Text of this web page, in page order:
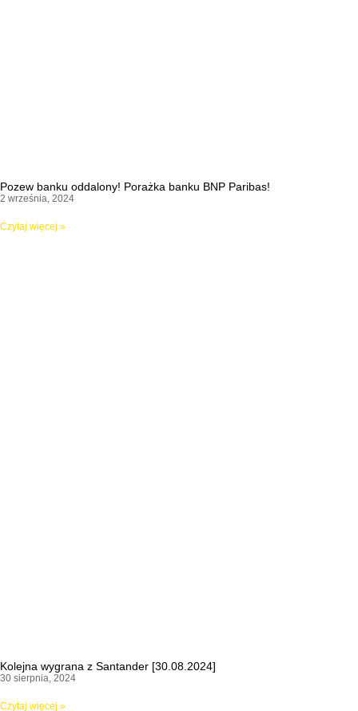
Pozew banku oddalony! Porażka banku BNP Paribas!
2 września, 2024
Czytaj więcej »
Kolejna wygrana z Santander [30.08.2024]
30 sierpnia, 2024
Czytaj więcej »